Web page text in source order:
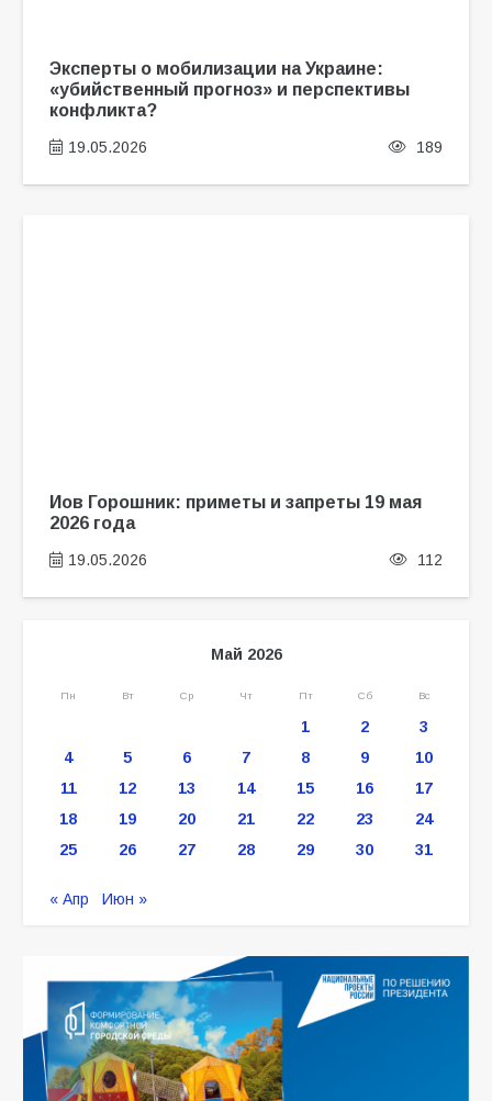
Эксперты о мобилизации на Украине:
«убийственный прогноз» и перспективы
конфликта?
19.05.2026 189
Иов Горошник: приметы и запреты 19 мая
2026 года
19.05.2026 112
Май 2026
Пн Вт Ср Чт Пт Сб Вс
1 2
3
4
5 6 7 8 9
10
11
12 13 14 15 16
17
18
19 20 21 22 23
24
25
26 27 28 29 30 31
« Апр Июн »